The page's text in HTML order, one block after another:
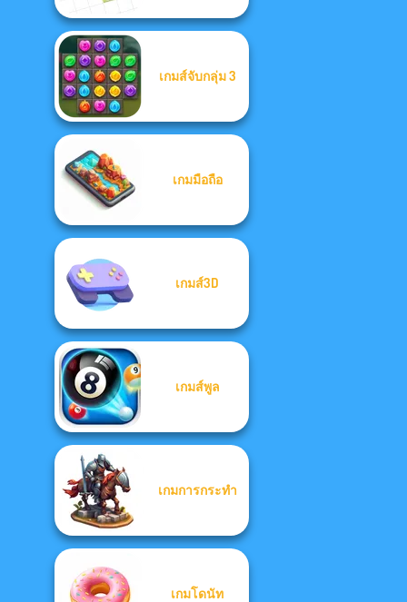
เกมส์จับกลุ่ม 3
เกมมือถือ
เกมส์3D
เกมส์พูล
เกมการกระทำ
เกมโดนัท